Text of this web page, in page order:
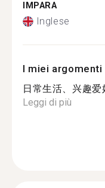
IMPARA
Inglese
I miei
日常生活、兴趣
Leggi di più